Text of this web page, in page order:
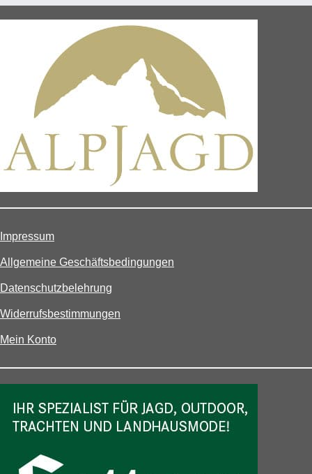
Impressum
Allgemeine Geschäftsbedingungen
Datenschutzbelehrung
Widerrufsbestimmungen
Mein Konto